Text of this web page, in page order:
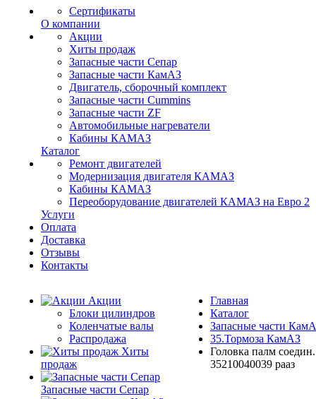
Сертификаты
О компании
Акции
Хиты продаж
Запасные части Сепар
Запасные части КамАЗ
Двигатель, сборочный комплект
Запасные части Cummins
Запасные части ZF
Автомобильные нагреватели
Кабины КАМАЗ
Каталог
Ремонт двигателей
Модернизация двигателя КАМАЗ
Кабины КАМАЗ
Переоборудование двигателей КАМАЗ на Евро 2
Услуги
Оплата
Доставка
Отзывы
Контакты
Акции
Блоки цилиндров
Коленчатые валы
Распродажа
Хиты
продаж
Запасные части Сепар
Главная
Каталог
Запасные части
35.Тормоза КамАЗ
Головка палм
35210040039 рааз